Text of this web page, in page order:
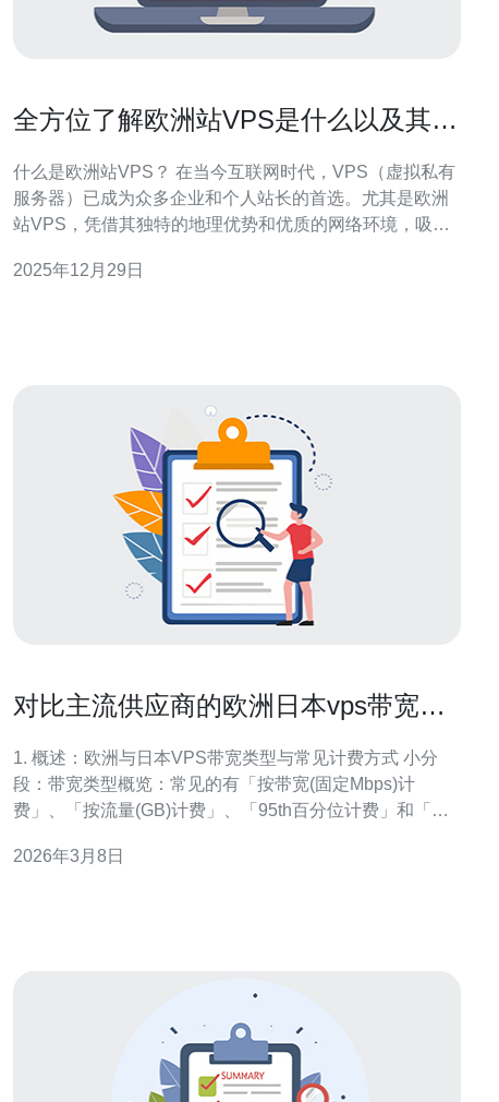
全方位了解欧洲站VPS是什么以及其功
什么是欧洲站VPS？ 在当今互联网时代，VPS（虚拟私有
服务器）已成为众多企业和个人站长的首选。尤其是欧洲
站VPS，凭借其独特的地理优势和优质的网络环境，吸引
其在现代互联网中的重要性。 以下是本篇文章的三个精华
2025年12月29日
对比主流供应商的欧洲日本vps带宽包
1. 概述：欧洲与日本VPS带宽类型与常见计费方式 小分
段：带宽类型概览：常见的有「按带宽(固定Mbps)计
费」、「按流量(GB)计费」、「95th百分位计费」和「无
明：按带宽通常按月收取固定费用并在峰值超出时计费或
2026年3月8日